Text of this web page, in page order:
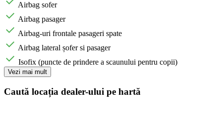
Airbag sofer
Airbag pasager
Airbag-uri frontale pasageri spate
Airbag lateral șofer si pasager
Isofix (puncte de prindere a scaunului pentru copii)
Vezi mai mult
Caută locația dealer-ului pe hartă